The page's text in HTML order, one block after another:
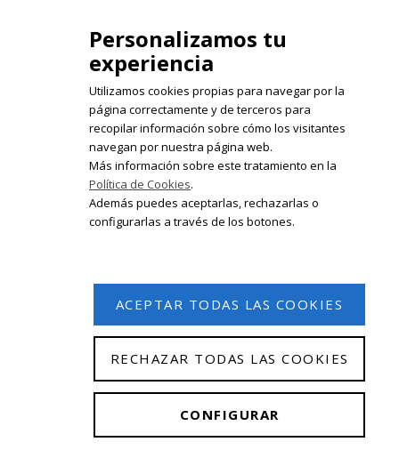
Registrate en nuestro boletín de
noticias
© 2026 Isabel Olleta. Todos los derechos reservados.
Personalizamos tu
experiencia
Utilizamos cookies propias para navegar por la
página correctamente y de terceros para
recopilar información sobre cómo los visitantes
navegan por nuestra página web.
Más información sobre este tratamiento en la
Política de Cookies.
Además puedes aceptarlas, rechazarlas o
configurarlas a través de los botones.
ACEPTAR TODAS LAS COOKIES
RECHAZAR TODAS LAS COOKIES
CONFIGURAR